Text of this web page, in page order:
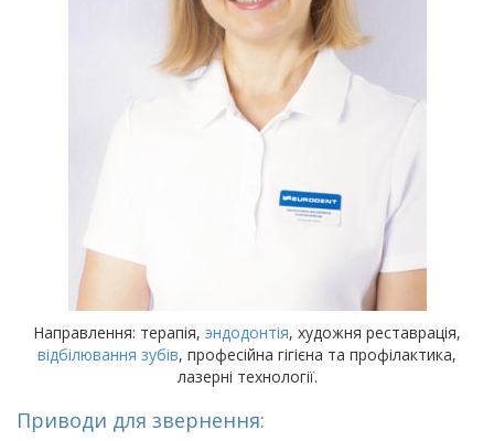
Направлення: терапія, эндодонтія, художня реставрація,
відбілювання зубів, професійна гігієна та профілактика,
лазерні технології.
Приводи для звернення: